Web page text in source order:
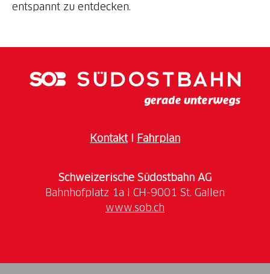
entspannt zu entdecken.
KontaktI Fahrplan
Schweizerische Südostbahn AG
www.sob.ch